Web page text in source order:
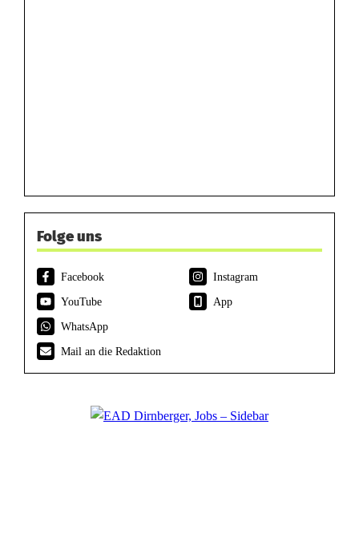
Folge uns
Facebook
Instagram
YouTube
App
WhatsApp
Mail an die Redaktion